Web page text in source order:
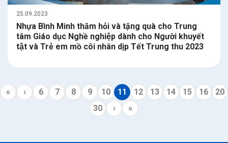
25.09.2023
Nhựa Bình Minh thăm hỏi và tặng quà cho Trung
tâm Giáo dục Nghề nghiệp dành cho Người khuyết
tật và Trẻ em mồ côi nhân dịp Tết Trung thu 2023
« ‹ 6 7 8 9 10 11 12 13 14 15 16
20
30
› »